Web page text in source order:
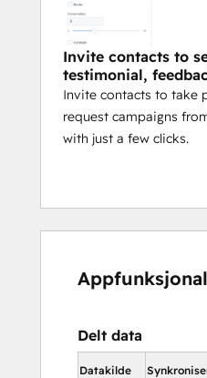
Invite contacts to
testimonial,
Invite contacts to take
request campaigns
with just a few clicks.
Delt data
Datakilde